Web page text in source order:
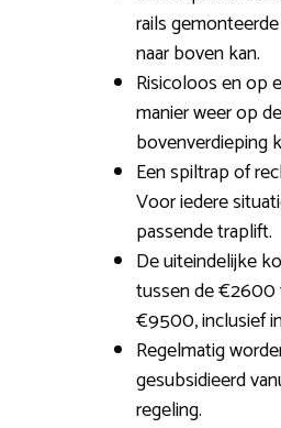
rails
naar boven kan.
Risicoloos en op
manier weer op de
bovenverdieping
Een spiltrap of
Voor iedere
passende traplift.
De uiteindelijke
tussen de
€9500, inclusief
Regelmatig
gesubsidieerd
regeling.